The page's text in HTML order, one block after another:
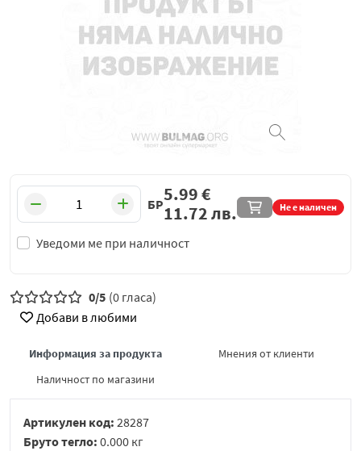
БР Не е наличен
Уведоми ме при наличност
5.99€
11.72лв.
0/5 (0 гласа)
Добави в любими
Информация за продукта
Мнения от клиенти
Наличност по магазини
Артикулен код: 28287
Бруто тегло: 0.000 кг